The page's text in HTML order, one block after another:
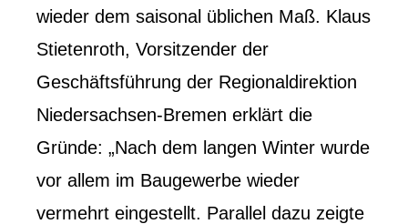
wieder dem saisonal üblichen Maß. Klaus
Stietenroth, Vorsitzender der
Geschäftsführung der Regionaldirektion
Niedersachsen-Bremen erklärt die
Gründe: „Nach dem langen Winter wurde
vor allem im Baugewerbe wieder
vermehrt eingestellt. Parallel dazu zeigte